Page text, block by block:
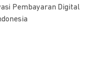
Pembayaran Digital